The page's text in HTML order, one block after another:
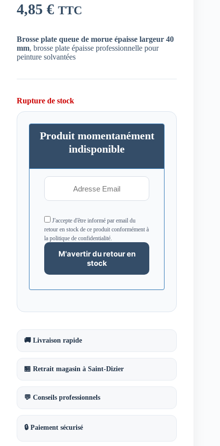
4,85 € TTC
Brosse plate queue de morue épaisse largeur 40
mm, brosse plate épaisse professionnelle pour
peinture solvantées
Rupture de stock
Produit momentanément
indisponible
J'accepte d'être informé par email du
retour en stock de ce produit conformément à
la politique de confidentialité.
🚚 Livraison rapide
🏪 Retrait magasin à Saint-Dizier
💬 Conseils professionnels
🔒 Paiement sécurisé